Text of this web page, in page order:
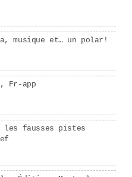
musique et… un polar!
Fr-app
les fausses pistes